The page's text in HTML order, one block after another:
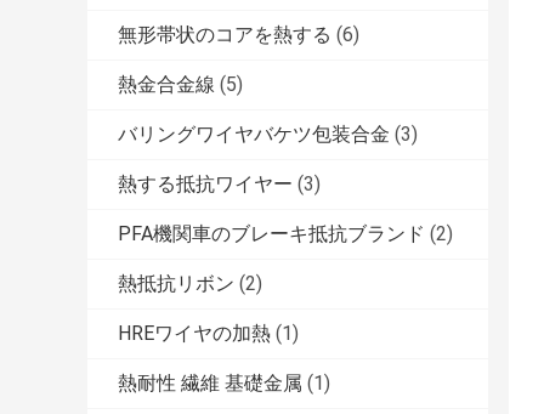
無形帯状のコアを熱する (6)
熱金合金線 (5)
バリングワイヤバケツ包装合金 (3)
熱する抵抗ワイヤー (3)
PFA機関車のブレーキ抵抗ブランド (2)
熱抵抗リボン (2)
HREワイヤの加熱 (1)
熱耐性 繊維 基礎金属 (1)